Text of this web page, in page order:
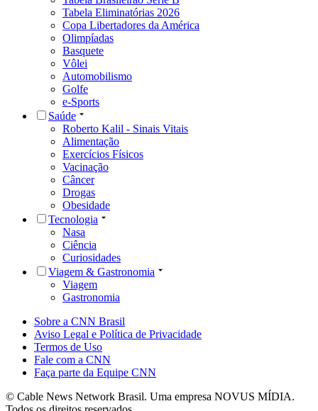
Tabela Eliminatórias 2026
Copa Libertadores da América
Olimpíadas
Basquete
Vôlei
Automobilismo
Golfe
e-Sports
Saúde
Roberto Kalil - Sinais Vitais
Alimentação
Exercícios Físicos
Vacinação
Câncer
Drogas
Obesidade
Tecnologia
Nasa
Ciência
Curiosidades
Viagem & Gastronomia
Viagem
Gastronomia
Sobre a CNN Brasil
Aviso Legal e Política de Privacidade
Termos de Uso
Fale com a CNN
Faça parte da Equipe CNN
© Cable News Network Brasil. Uma empresa NOVUS MÍDIA.